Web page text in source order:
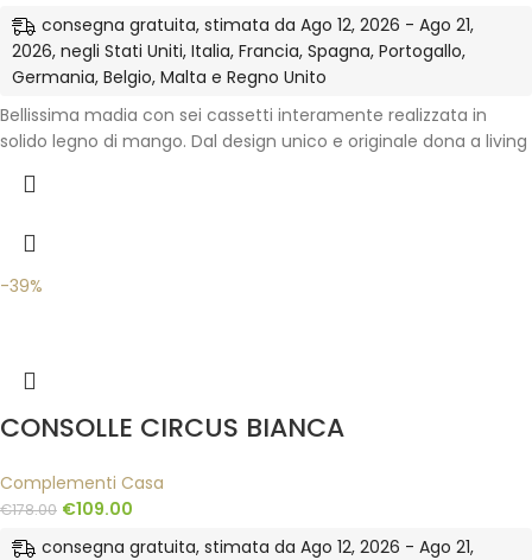
consegna gratuita, stimata da Ago 12, 2026 - Ago 21,
2026, negli Stati Uniti, Italia, Francia, Spagna, Portogallo,
Germania, Belgio, Malta e Regno Unito
Bellissima madia con sei cassetti interamente realizzata in
solido legno di mango. Dal design unico e originale dona a living
-39%
CONSOLLE CIRCUS BIANCA
Complementi Casa
€178.00 €109.00
consegna gratuita, stimata da Ago 12, 2026 - Ago 21,